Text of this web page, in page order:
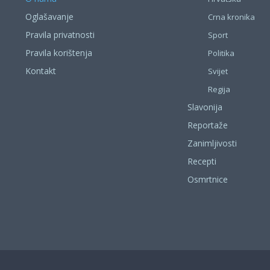
Oglašavanje
Pravila privatnosti
Pravila korištenja
Kontakt
Crna kronika
Sport
Politika
Svijet
Regija
Slavonija
Reportaže
Zanimljivosti
Recepti
Osmrtnice